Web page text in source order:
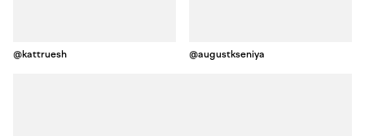
@kattruesh @augustkseniya